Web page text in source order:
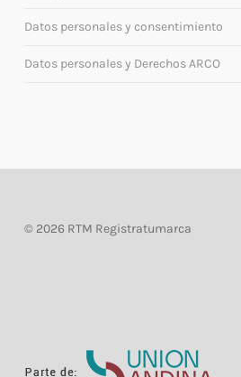
Datos personales y consentimiento
Datos personales y Derechos ARCO
© 2026 RTM Registratumarca